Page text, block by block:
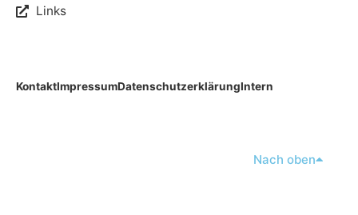
Links
KontaktImpressumDatenschutzerklärungIntern
Nach oben